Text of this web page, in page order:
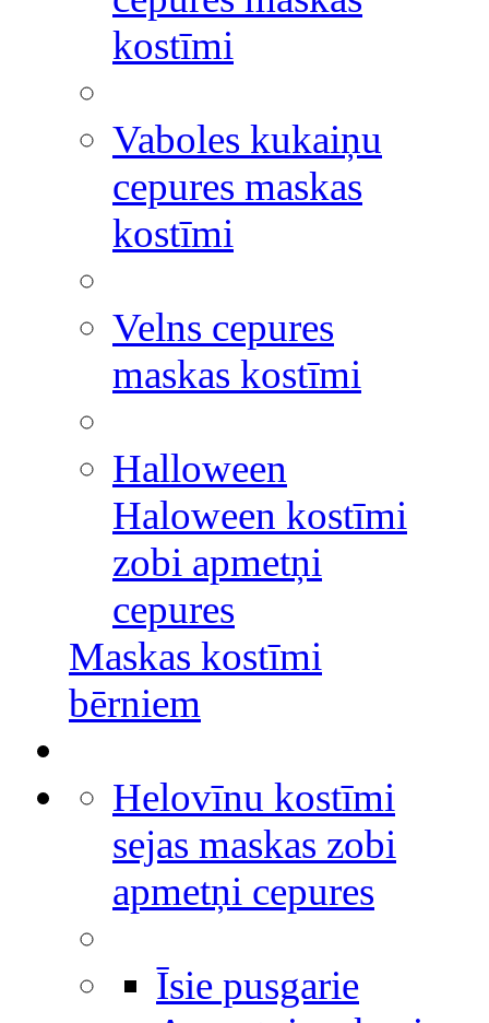
kostīmi
Vaboles kukaiņu
cepures maskas
kostīmi
Velns cepures
maskas kostīmi
Halloween
Haloween kostīmi
zobi apmetņi
cepures
Maskas kostīmi
bērniem
Helovīnu kostīmi
sejas maskas zobi
apmetņi cepures
Īsie pusgarie